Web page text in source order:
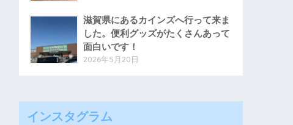
滋賀県にあるカインズへ行って来ま
した。便利グッズがたくさんあって
面白いです！
2026年5月20日
インスタグラム